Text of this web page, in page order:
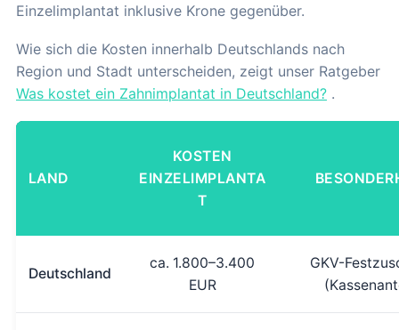
Einzelimplantat inklusive Krone gegenüber.
Wie sich die Kosten innerhalb Deutschlands nach
Region und Stadt unterscheiden, zeigt unser Ratgeber
Was kostet ein Zahnimplantat in Deutschland? .
LAND
KOSTEN
EINZELIMPLANTA
T
Deutschland
ca. 1.800–3.400
EUR
GKV-